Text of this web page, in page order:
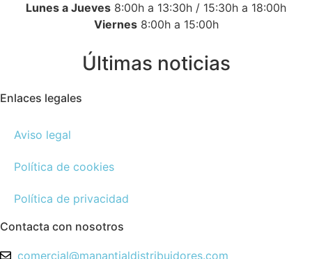
Lunes a Jueves 8:00h a 13:30h / 15:30h a 18:00h
Viernes8:00h a 15:00h
Últimas noticias
Enlaces legales
Aviso legal
Política de cookies
Política de privacidad
Contacta con nosotros
comercial@manantialdistribuidores.com